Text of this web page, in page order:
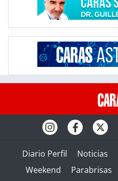
Diario Perfil Noticias
Weekend
Parabrisas